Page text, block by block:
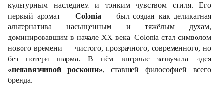
культурным наследием и тонким чувством стиля. Его
первый аромат — Colonia — был создан как деликатная
альтернатива насыщенным и тяжёлым духам,
доминировавшим в начале XX века. Colonia стал символом
нового времени — чистого, прозрачного, современного, но
без потери шарма. В нём впервые зазвучала идея
«ненавязчивой роскоши», ставшей философией всего
бренда.